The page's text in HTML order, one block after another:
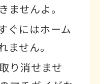
ませんよ。
ぐにはホーム
ません。
り消せませ